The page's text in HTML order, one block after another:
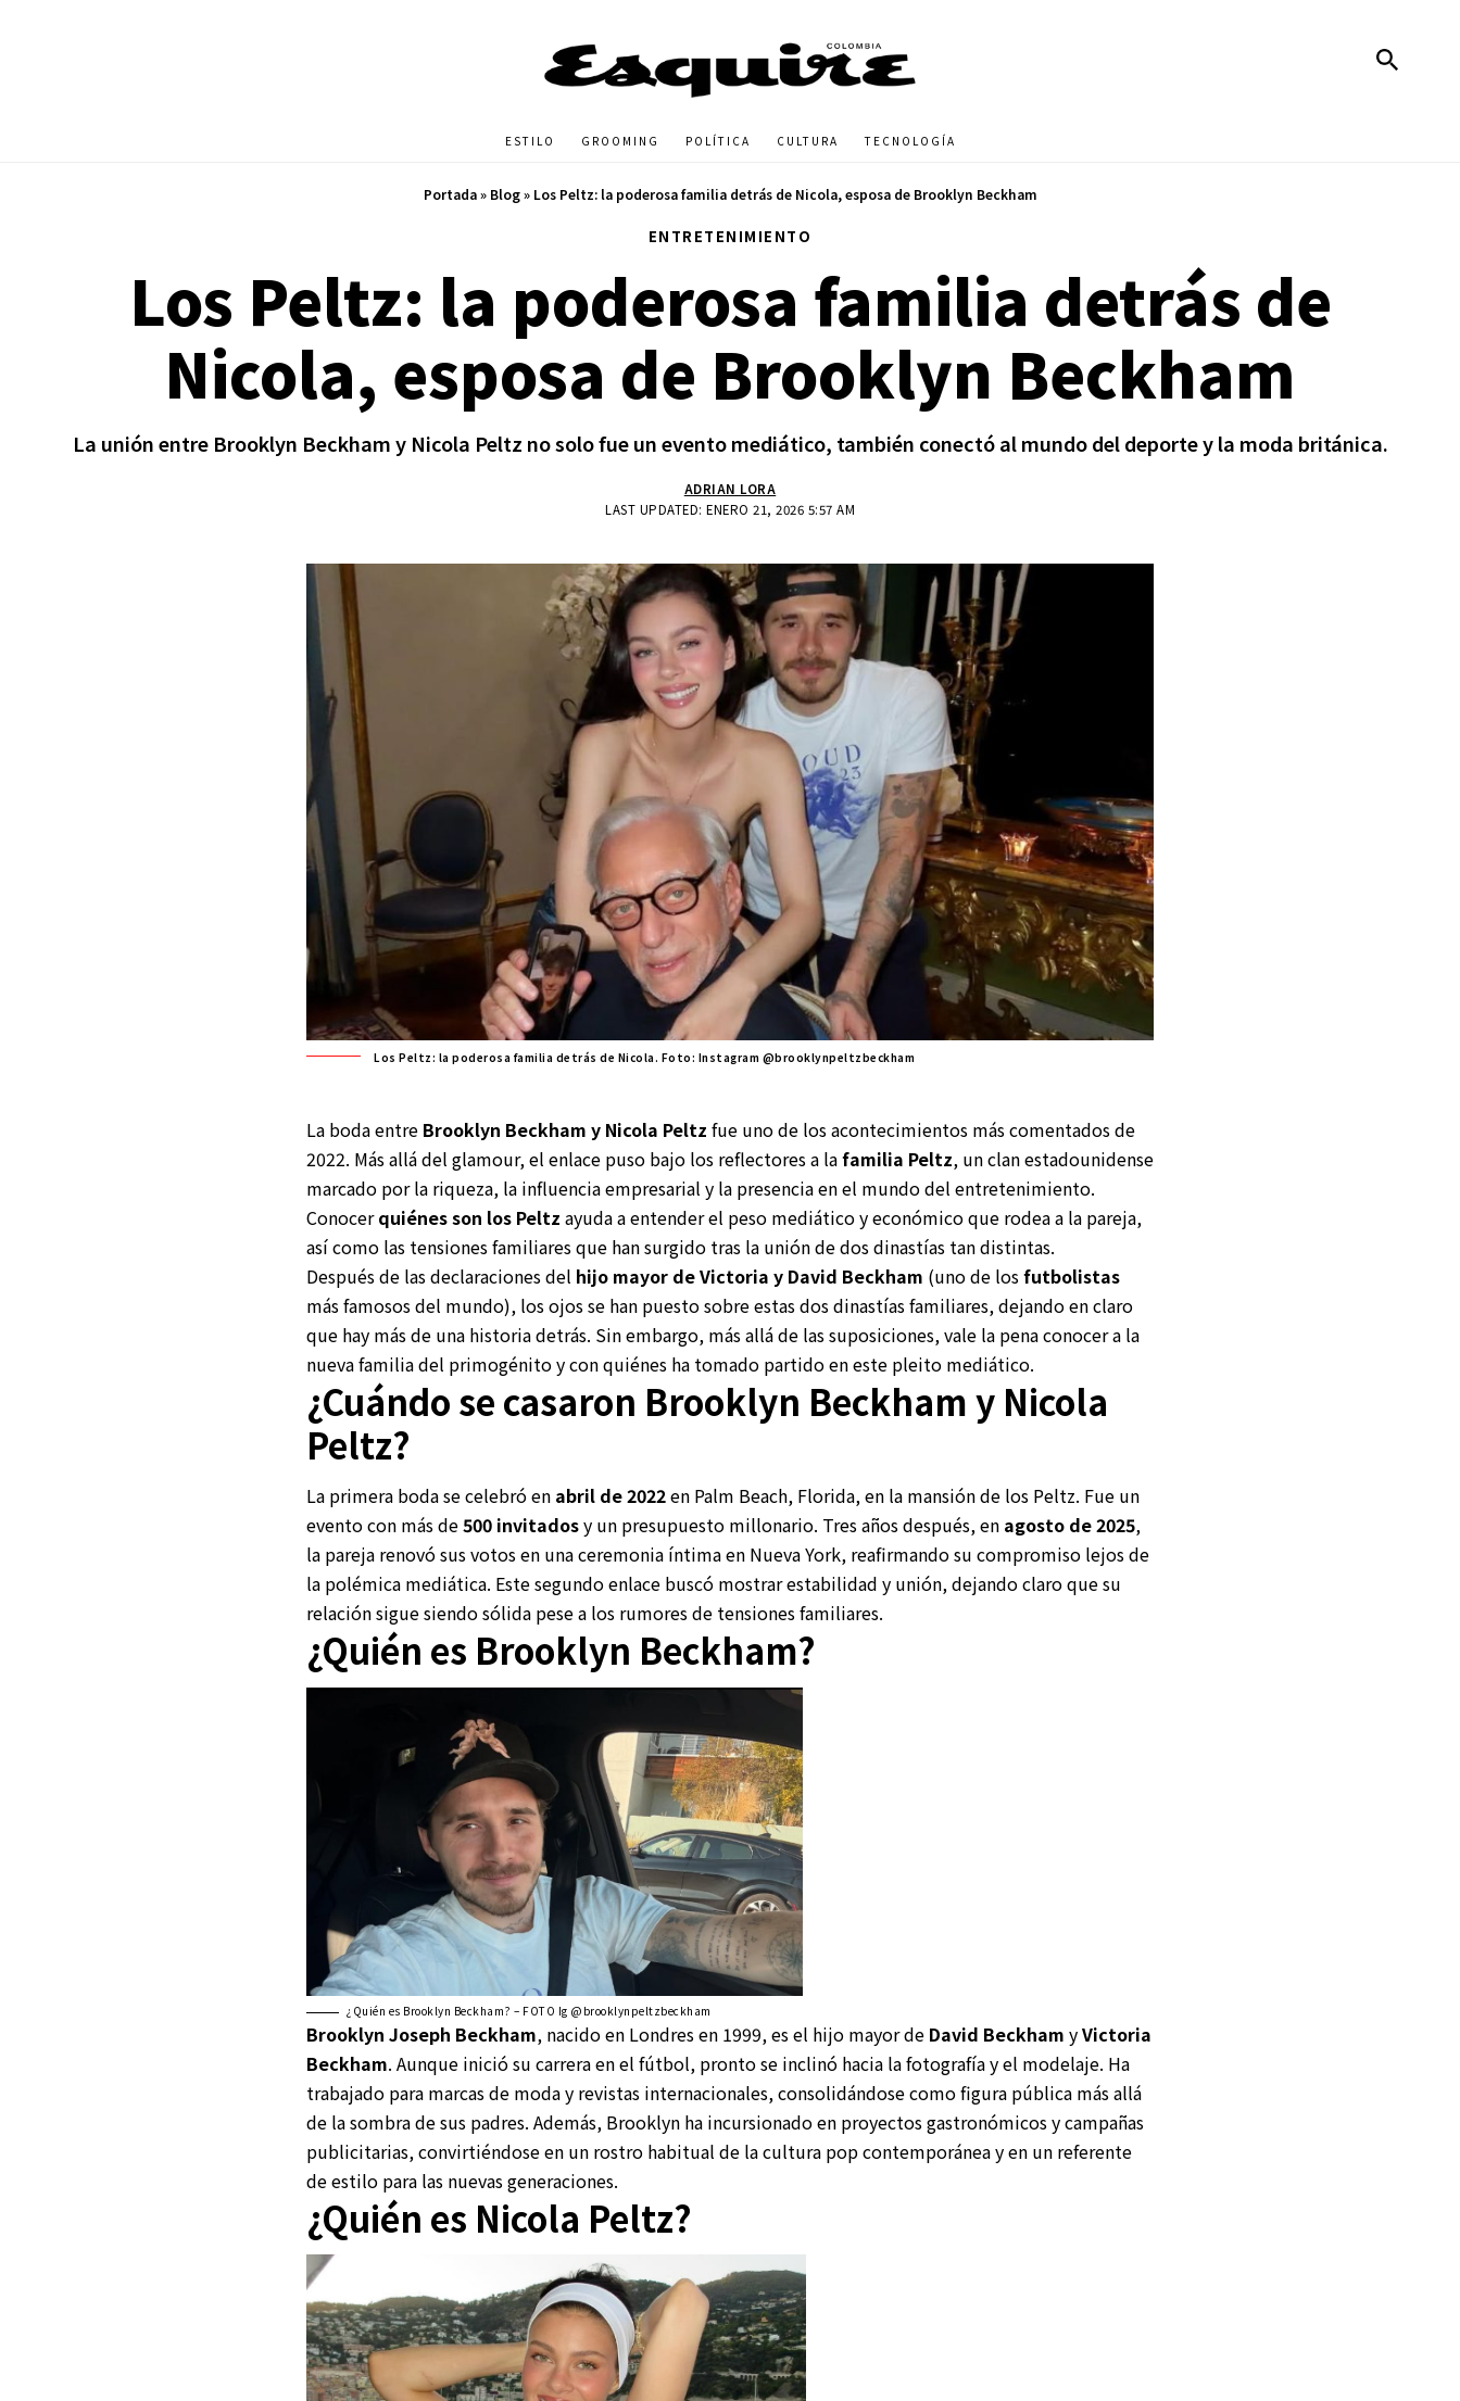
ESTILO GROOMING POLÍTICA CULTURA TECNOLOGÍA
Portada» Blog» Los Peltz: la poderosa familia detrás de Nicola, esposa de Brooklyn Beckham
ENTRETENIMIENTO
Los Peltz: la poderosa familia detrás de
Nicola, esposa de Brooklyn Beckham
La unión entre Brooklyn Beckham y Nicola Peltz no solo fue un evento mediático, también conectó al mundo del deporte y la moda británica.
LAST UPDATED: ENERO 21, 2026 5:57 AM
ADRIAN LORA
Los Peltz: la poderosa familia detrás de Nicola. Foto: Instagram @brooklynpeltzbeckham
La boda entre Brooklyn Beckham y Nicola Peltz fue uno de los acontecimientos más comentados de
2022. Más allá del glamour, el enlace puso bajo los reflectores a lafamilia Peltz, un clan estadounidense
marcado por la riqueza, la influencia empresarial y la presencia en el mundo del entretenimiento.
Conocerquiénes son los Peltz ayuda a entender el peso mediático y económico que rodea a la pareja,
así como las tensiones familiares que han surgido tras la unión de dos dinastías tan distintas.
Después de las declaraciones del hijo mayor de Victoria y David Beckham (uno de losfutbolistas
más famosos del mundo), los ojos se han puesto sobre estas dos dinastías familiares, dejando en claro
que hay más de una historia detrás. Sin embargo, más allá de las suposiciones, vale la pena conocer a la
nueva familia del primogénito y con quiénes ha tomado partido en este pleito mediático.
¿Cuándo se casaron Brooklyn Beckham y Nicola
Peltz?
La primera boda se celebró en abril de 2022en Palm Beach, Florida, en la mansión de los Peltz. Fue un
evento con más de500 invitadosy un presupuesto millonario. Tres años después, en agosto de 2025,
la pareja renovó sus votos en una ceremonia íntima en Nueva York, reafirmando su compromiso lejos de
la polémica mediática. Este segundo enlace buscó mostrar estabilidad y unión, dejando claro que su
relación sigue siendo sólida pese a los rumores de tensiones familiares.
¿Quién es Brooklyn Beckham?
¿Quién es Brooklyn Beckham? – FOTO Ig @brooklynpeltzbeckham
Brooklyn Joseph Beckham, nacido en Londres en 1999, es el hijo mayor de David Beckham yVictoria
Beckham. Aunque inició su carrera en el fútbol, pronto se inclinó hacia la fotografía y el modelaje. Ha
trabajado para marcas de moda y revistas internacionales, consolidándose como figura pública más allá
de la sombra de sus padres. Además, Brooklyn ha incursionado en proyectos gastronómicos y campañas
publicitarias, convirtiéndose en un rostro habitual de la cultura pop contemporánea y en un referente
de estilo para las nuevas generaciones.
¿Quién es Nicola Peltz?